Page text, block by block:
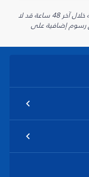
* تم الحصول على جميع الأسعار المعروضة خلال آخر 48 ساعة قد لا
رسوم إضافية على